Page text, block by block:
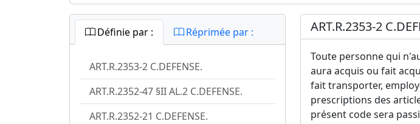
Définie par : Réprimée par :
ART.R.2353-2 C.DEFENSE.
ART.R.2352-47 §II AL.2 C.DEFENSE.
ART.R.2352-21 C.DEFENSE.
ART.R.2353-2
Toute personne qui
aura acquis ou fait
fait transporter,
prescriptions des
présent code sera